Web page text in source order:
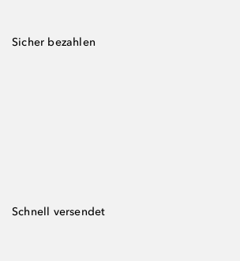
Sicher bezahlen
Schnell versendet